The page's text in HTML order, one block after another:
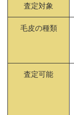
査定対象
毛皮の種類
査定可能